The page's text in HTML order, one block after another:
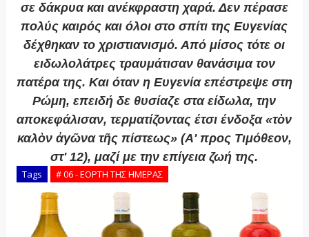
σε δάκρυα και ανέκφραστη χαρά. Δεν πέρασε
πολύς καιρός και όλοι στο σπίτι της Ευγενίας
δέχθηκαν το χριστιανισμό. Από μίσος τότε οι
ειδωλολάτρες τραυμάτισαν θανάσιμα τον
πατέρα της. Και όταν η Ευγενία επέστρεψε στη
Ρώμη, επειδή δε θυσίαζε στα είδωλα, την
αποκεφάλισαν, τερματίζοντας έτσι ένδοξα «τὸν
καλὸν ἀγῶνα τῆς πίστεως» (Α' προς Τιμόθεον,
στ' 12), μαζί με την επίγεια ζωή της.
Tags # 06 - ΕΟΡΤΗ ΤΗΣ ΗΜΕΡΑΣ